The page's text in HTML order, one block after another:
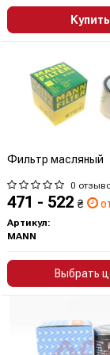
Купить
Фильтр масляный
0
471 - 522 ₴
Артикул:
MANN
Выбрать